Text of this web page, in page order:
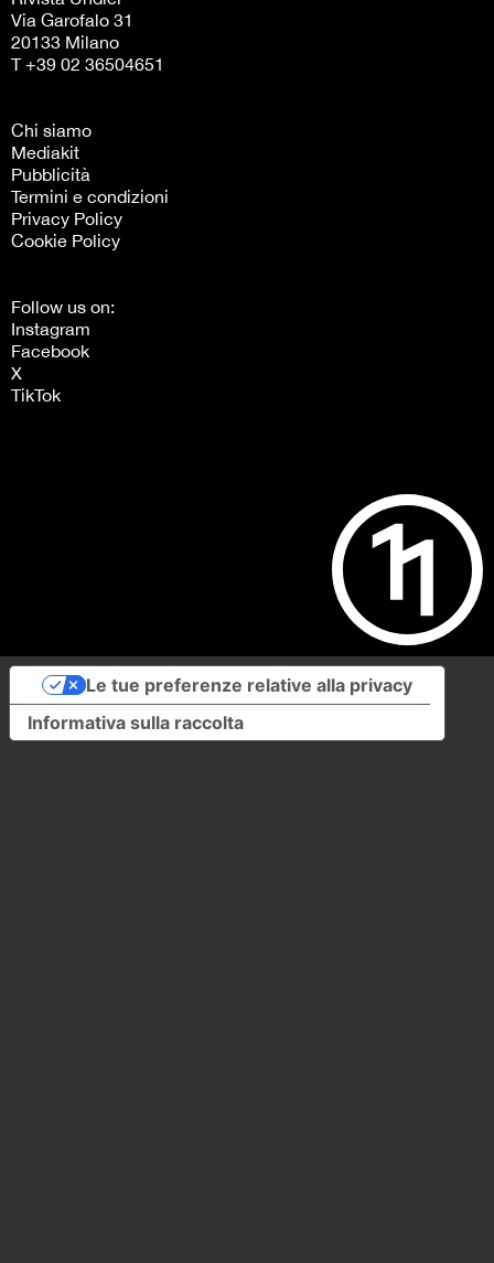
Via Garofalo 31
20133 Milano
T +39 02 36504651
Chi siamo
Mediakit
Pubblicità
Termini e condizioni
Privacy Policy
Cookie Policy
Follow us on:
Instagram
Facebook
X
TikTok
Informativa sulla raccolta
Le tue preferenze relative alla privacy